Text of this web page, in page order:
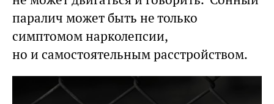
паралич может быть не только
симптомом нарколепсии,
но и самостоятельным расстройством.